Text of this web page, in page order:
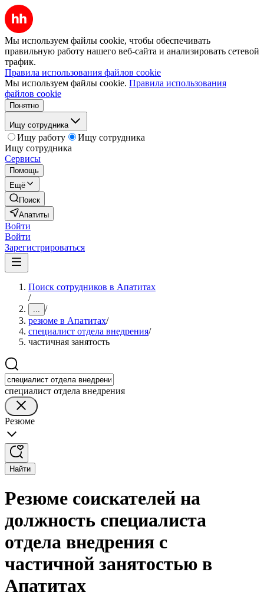
Мы используем файлы cookie, чтобы обеспечивать
правильную работу нашего веб-сайта и анализировать сетевой
трафик.
Правила использования файлов cookie
Мы используем файлы cookie. Правила использования
файлов cookie
Понятно
Ищу сотрудника
Ищу работу
Ищу сотрудника
Ищу сотрудника
Сервисы
Помощь
Ещё
Поиск
Апатиты
Войти
Войти
Зарегистрироваться
Поиск сотрудников в Апатитах
/
... /
резюме в Апатитах/
специалист отдела внедрения/
частичная занятость
специалист отдела внедрения
Резюме
Найти
Резюме соискателей на
должность специалиста
отдела внедрения с
частичной занятостью в
Апатитах